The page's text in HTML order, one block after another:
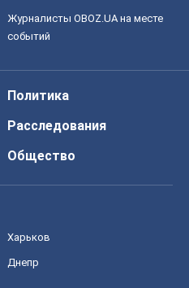
Журналисты OBOZ.UA на месте
событий
Политика
Расследования
Общество
Харьков
Днепр